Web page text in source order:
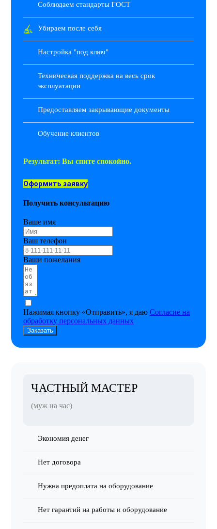
Соблюдаем стандарты ГОСТ
Убираем после себя
Настройка "под ключ"
Техническая поддержка на весь срок
эксплуатации
Предоставляем закрывающие документы
Обучение клиентов
Результат: Вы спите спокойно.
Оформить заявку
Получить консультацию
Ваше имя
Ваш телефон
Ваши пожелания
Нажимая кнопку «Отправить», я даю Согласие на
обработку персональных данных
Заказать
ЧАСТНЫЙ МАСТЕР
(муж на час)
Экономия денег
Нет договора
Нужна предоплата на оборудование
Нет гарантий на работы и оборудование